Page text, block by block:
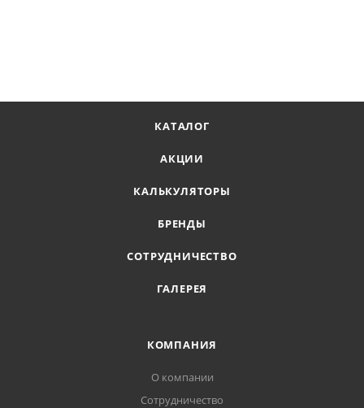
КАТАЛОГ
АКЦИИ
КАЛЬКУЛЯТОРЫ
БРЕНДЫ
СОТРУДНИЧЕСТВО
ГАЛЕРЕЯ
КОМПАНИЯ
О компании
Сотрудничество